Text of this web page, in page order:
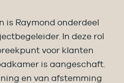
is Raymond onderdeel
In deze rol
voor klanten
is aangeschaft.
en van afstemming